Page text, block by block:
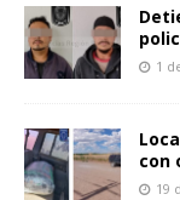
1
con
19